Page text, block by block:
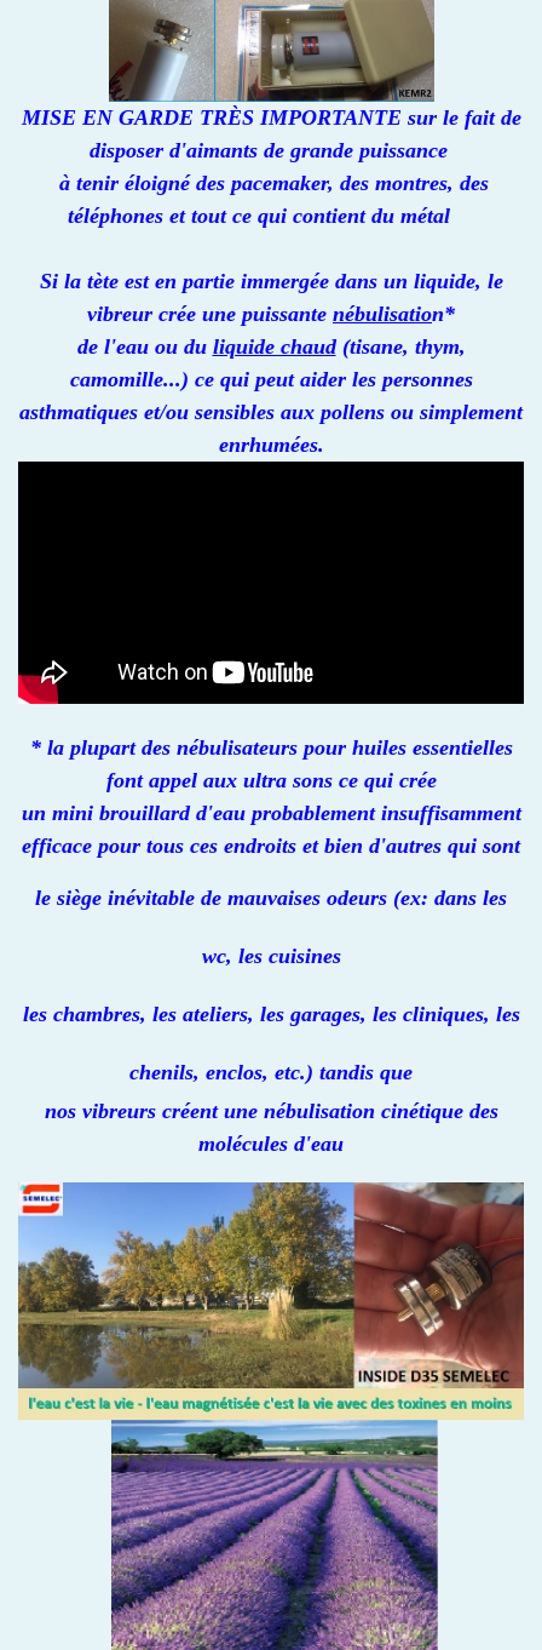
MISE EN GARDE TRÈS IMPORTANTE sur le fait de
disposer d'aimants de grande puissance
à tenir éloigné des pacemaker, des montres, des
téléphones et tout ce qui contient du métal
Si la tète est en partie immergée dans un liquide, le
vibreur crée une puissante nébulisation*
de l'eau ou du liquide chaud(tisane, thym,
camomille...) ce qui peut aider les personnes
asthmatiques et/ou sensibles aux pollens ou simplement
enrhumées.
* la plupart des nébulisateurs pour huiles essentielles
font appel aux ultra sons ce qui crée
un mini brouillard d'eau probablement insuffisamment
efficace pour tous ces endroits et bien d'autres qui sont
le siège inévitable de mauvaises odeurs (ex: dans les
wc, les cuisines
les chambres, les ateliers, les garages, les cliniques, les
chenils, enclos, etc.) tandis que
nos vibreurs créent une nébulisation cinétique des
molécules d'eau